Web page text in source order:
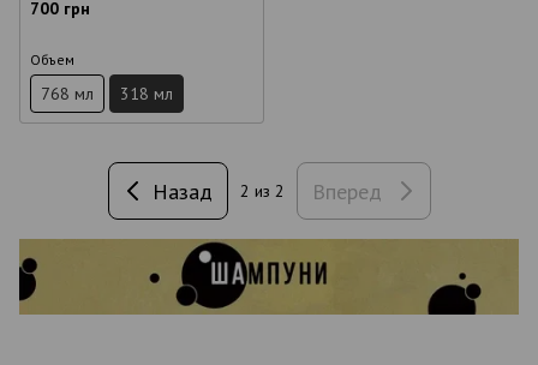
700 грн
Объем
768 мл 318 мл
Назад 2 из 2 Вперед